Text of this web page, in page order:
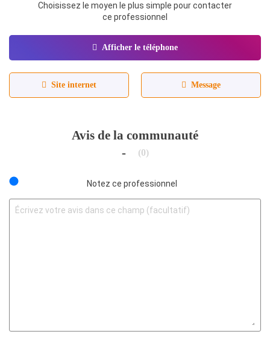
Choisissez le moyen le plus simple pour contacter
ce professionnel
Afficher le téléphone
Site internet Message
Avis de la communauté
-
(0)
Notez ce professionnel